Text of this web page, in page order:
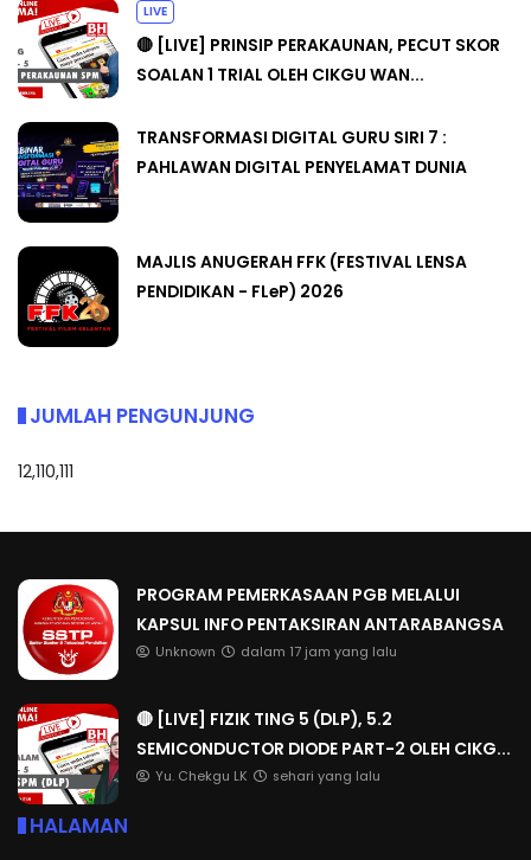
LIVE
🔴 [LIVE] PRINSIP PERAKAUNAN, PECUT SKOR
SOALAN 1 TRIAL OLEH CIKGU WAN...
TRANSFORMASI DIGITAL GURU SIRI 7 :
PAHLAWAN DIGITAL PENYELAMAT DUNIA
MAJLIS ANUGERAH FFK (FESTIVAL LENSA
PENDIDIKAN - FLeP) 2026
JUMLAH PENGUNJUNG
12,110,111
PROGRAM PEMERKASAAN PGB MELALUI
KAPSUL INFO PENTAKSIRAN ANTARABANGSA
Unknown dalam 17 jam yang lalu
🔴 [LIVE] FIZIK TING 5 (DLP), 5.2
SEMICONDUCTOR DIODE PART-2 OLEH CIKG...
Yu. Chekgu LK sehari yang lalu
HALAMAN